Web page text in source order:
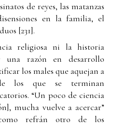
de reyes, las matanzas
en la familia, el
[231].
religiosa ni la historia
una razón en desarrollo
los males que aquejan a
los que se terminan
“Un poco de ciencia
mucha vuelve a acercar”
refrán otro de los